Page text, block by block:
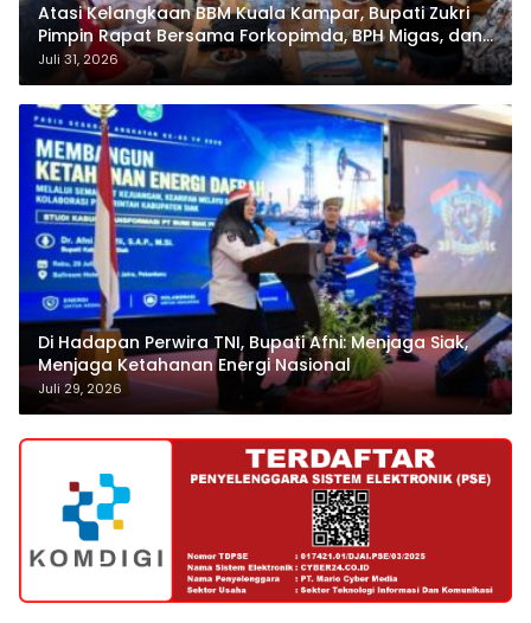
Atasi Kelangkaan BBM Kuala Kampar, Bupati Zukri
Pimpin Rapat Bersama Forkopimda, BPH Migas, dan
Pertamina
Juli 31, 2026
Di Hadapan Perwira TNI, Bupati Afni: Menjaga Siak,
Menjaga Ketahanan Energi Nasional
Juli 29, 2026